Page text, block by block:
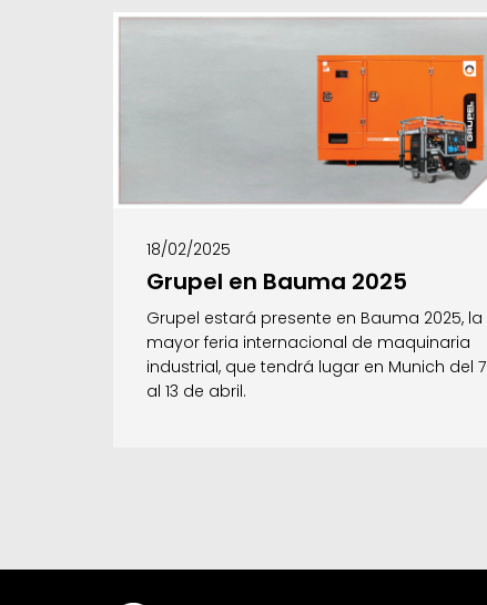
18/02/2025
Grupel en Bauma 2025
Grupel estará presente en Bauma 2025, la
mayor feria internacional de maquinaria
industrial, que tendrá lugar en Munich del 7
al 13 de abril.